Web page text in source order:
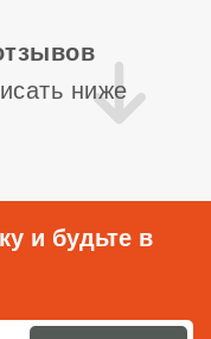
ниже
и будьте в